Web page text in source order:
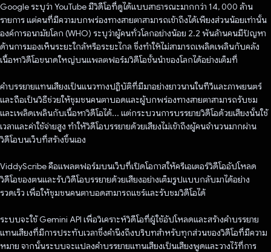
Google ระบุว่า YouTube มีวิดีโอที่ดูได้แบบสาธารณะมากกว่า 14, 000 ล้าน
รายการ แต่คนที่มีความบกพร่องทางสายตาสามารถเข้าถึงได้เพียงส่วนน้อยเท่านั้น
องค์การอนามัยโลก (WHO) ระบุว่าผู้คนทั่วโลกอย่างน้อย 2.2 พันล้านคนมีปัญหา
ด้านการมองเห็นระยะใกล้หรือระยะไกล ซึ่งทำให้ไม่สามารถเพลิดเพลินกับคลัง
เนื้อหาวิดีโอขนาดใหญ่บนแพลตฟอร์มวิดีโอชั้นนำของโลกได้อย่างเต็มที่
คําบรรยายแทนเสียงเป็นแนวทางปฏิบัติที่มีมาอย่างยาวนานในทีวีและภาพยนตร์
และถือเป็นวิธีช่วยให้ชุมชนคนตาบอดและผู้บกพร่องทางสายตาสามารถรับชม
และเพลิดเพลินกับเนื้อหาวิดีโอได้... แต่กระบวนการบรรยายวิดีโอด้วยเสียงนั้นใช้
เวลาและค่าใช้จ่ายสูง ทำให้วิดีโอบรรยายด้วยเสียงไม่เข้าถึงผู้คนจำนวนมากผ่าน
วิดีโอบนเว็บที่สร้างขึ้นเอง
ViddyScribe คือแพลตฟอร์มบนเว็บที่เปิดโอกาสให้ครีเอเตอร์วิดีโออัปโหลด
วิดีโอของตนและรับวิดีโอบรรยายด้วยเสียงอย่างเต็มรูปแบบกลับมาได้อย่าง
รวดเร็ว เพื่อให้ชุมชนคนตาบอดสามารถแชร์และรับชมวิดีโอได้
ระบบจะใช้ Gemini API เพื่อวิเคราะห์วิดีโอที่ผู้ใช้อัปโหลดและสร้างคำบรรยาย
แทนเสียงที่มีการประทับเวลาซึ่งคำนึงถึงบริบทสำหรับทุกส่วนของวิดีโอที่มีความ
หมาย จากนั้นระบบจะแปลงคำบรรยายแทนเสียงเป็นเสียงพูดและวางไว้ที่การ